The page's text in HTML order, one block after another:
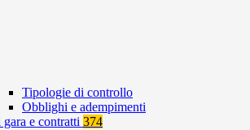
Tipologie di controllo
Obblighi e adempimenti
e contratti 374